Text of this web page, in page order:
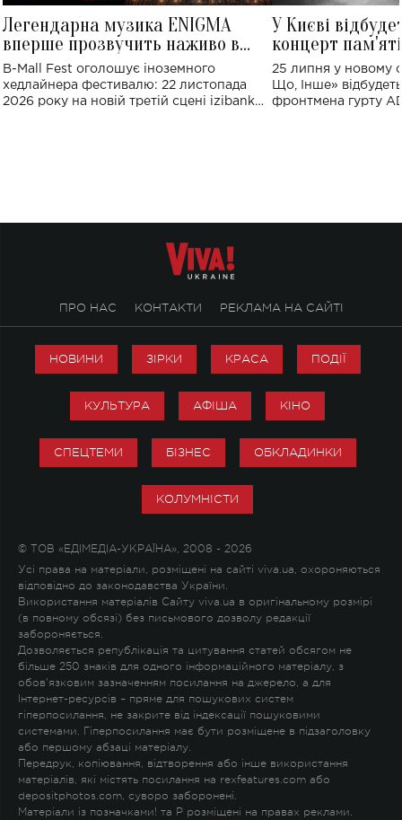
Легендарна музика ENIGMA
вперше прозвучить наживо в
Україні: де відбудеться концерт
B-Mall Fest оголошує іноземного
хедлайнера фестивалю: 22 листопада
2026 року на новій третій сцені izibank
У Києві
концерт
Клименка:
виконають
25 липня у новому
Що, Інше»
фронтмена гурту
ПРО НАС КОНТАКТИ РЕКЛАМА НА САЙТІ
НОВИНИ ЗІРКИ КРАСА ПОДІЇ
КУЛЬТУРА АФІША КІНО
СПЕЦТЕМИ БІЗНЕС ОБКЛАДИНКИ
КОЛУМНІСТИ
© ТОВ «ЕДІМЕДІА-УКРАЇНА», 2008 - 2026
Усі права на матеріали, розміщені на сайті viva.ua, охороняються
відповідно до законодавства України.
Використання матеріалів Сайту viva.ua в оригінальному розмірі
(в повному обсязі) без письмового дозволу редакції
забороняється.
Дозволяється републікація та цитування статей обсягом не
більше 250 знаків для одного інформаційного матеріалу, з
обов'язковим зазначенням посилання на джерело, а для
Інтернет-ресурсів – пряме для пошукових систем
гіперпосилання, не закрите від індексації пошуковими
системами. Гіперпосилання має бути розміщене в підзаголовку
або першому абзаці матеріалу.
Передрук, копіювання, відтворення або інше використання
матеріалів, які містять посилання на rexfeatures.com або
depositphotos.com, суворо заборонені.
Матеріали із позначками! та P розміщені на правах реклами.